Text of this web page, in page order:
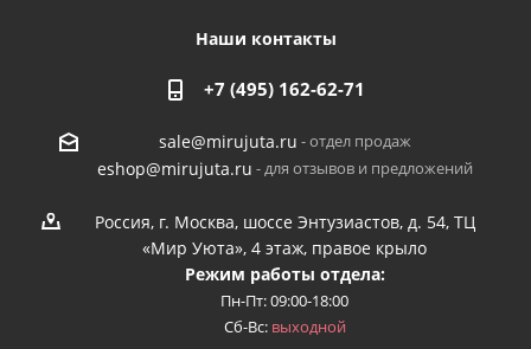
Наши контакты
+7 (495) 162-62-71
sale@mirujuta.ru - отдел продаж
eshop@mirujuta.ru - для отзывов и предложений
Россия, г. Москва, шоссе Энтузиастов, д. 54, ТЦ
«Мир Уюта», 4 этаж, правое крыло
Режим работы отдела:
Пн-Пт: 09:00-18:00
Сб-Вс: выходной